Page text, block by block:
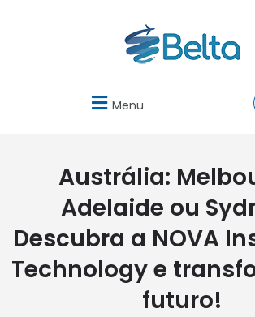
Menu
Austrália:
Adelaide ou
Descubra a NOVA
Technology e
futuro!